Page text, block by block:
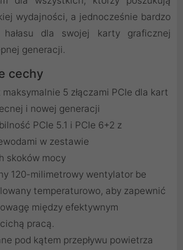
wydajności, a jednocześnie bardzo
hałasu dla swojej karty graficznej
generacji.
cechy
maksymalnie 5 złączami PCIe dla kart
i nowej generacji
PCIe 5.1 i PCIe 6+2 z
w zestawie
skoków mocy
120-milimetrowy wentylator be
temperaturowo, aby zapewnić
między efektywnym
pracą.
pod kątem przepływu powietrza